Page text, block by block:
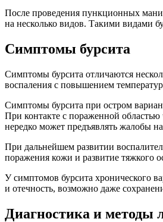
После проведения пункционных
на несколько видов. Такими видами
Симптомы бурсита
Симптомы бурсита отличаются
воспаления с повышением
Симптомы бурсита при остром
При контакте с пораженной областью
нередко может предъявлять жалобы
При дальнейшем развитии
поражения кожи и развитие тяжкого
У симптомов бурсита хронического
и отечность, возможно даже
Диагностика и методы